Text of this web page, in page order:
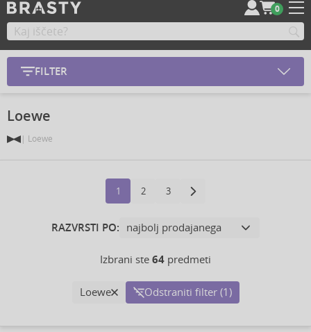
0
FILTER
Loewe
Loewe
1 2 3
RAZVRSTI PO:
Izbrani ste 64 predmeti
Loewe Odstraniti filter (1)